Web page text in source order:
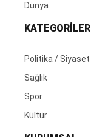
Dünya
KATEGORİLER
Politika / Siyaset
Sağlık
Spor
Kültür